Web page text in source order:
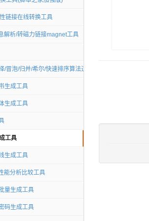
链接在线转换工具
解析/转磁力链接magnet工具
/冒泡/归并/希尔/快速排序算法过程工具
生成工具
生成工具
工具
生成工具
能分析比较工具
量生成工具
码生成工具